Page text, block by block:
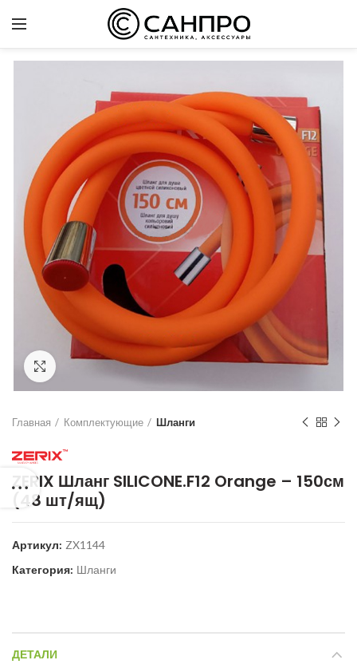
Нажмите для увеличения
Главная Комплектующие Шланги
ZERIX Шланг SILICONE.F12 Orange – 150см
(48 шт/ящ)
Артикул: ZX1144
Категория: Шланги
ДЕТАЛИ